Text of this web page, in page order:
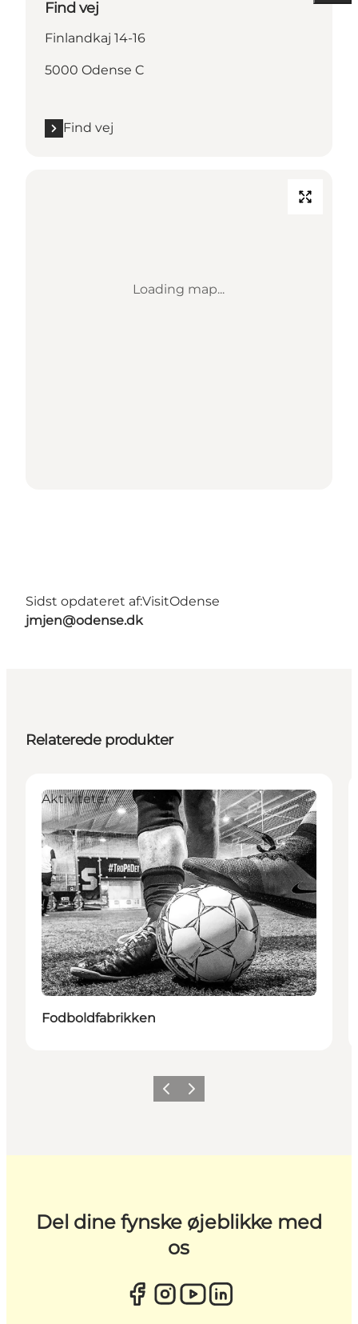
Find vej
Finlandkaj 14-16
5000 Odense C
Find vej
Loading map...
Sidst opdateret af:VisitOdense
jmjen@odense.dk
Relaterede produkter
Aktiviteter
Fodboldfabrikken
ForrigeNæste
Del dine fynske øjeblikke med
os